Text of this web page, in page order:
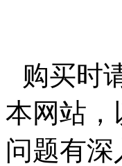
购买时
本网站，
问题有